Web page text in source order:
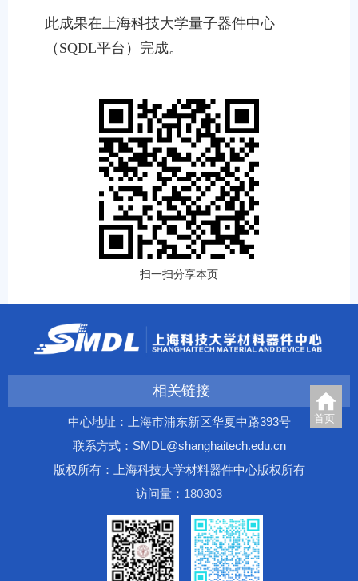
此成果在上海科技大学量子器件中心
（SQDL平台）完成。
扫一扫分享本页
相关链接
中心地址：上海市浦东新区华夏中路393号
联系方式：SMDL@shanghaitech.edu.cn
版权所有：上海科技大学材料器件中心版权所有
访问量： 180303
首页